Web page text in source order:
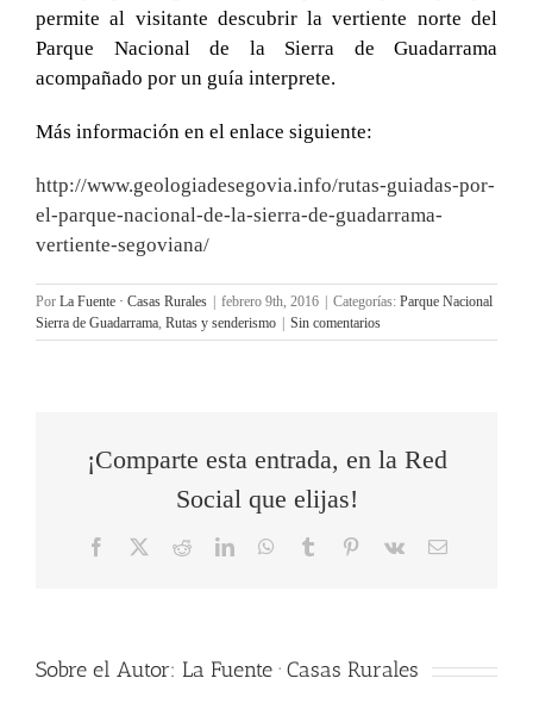
permite al visitante descubrir la vertiente norte del
Parque Nacional de la Sierra de Guadarrama
acompañado por un guía interprete.
Más información en el enlace siguiente:
http://www.geologiadesegovia.info/rutas-guiadas-por-
el-parque-nacional-de-la-sierra-de-guadarrama-
vertiente-segoviana/
Por La Fuente · Casas Rurales febrero 9th, 2016 Categorías: Parque Nacional
Sierra de Guadarrama, Rutas y senderismo Sin comentarios
¡Comparte esta entrada, en la Red
Social que elijas!
Facebook RedditLinkedInWhatsApp
Tumblr Pinterest
Vk
Correo
Sobre el Autor: La Fuente · Casas Rurales